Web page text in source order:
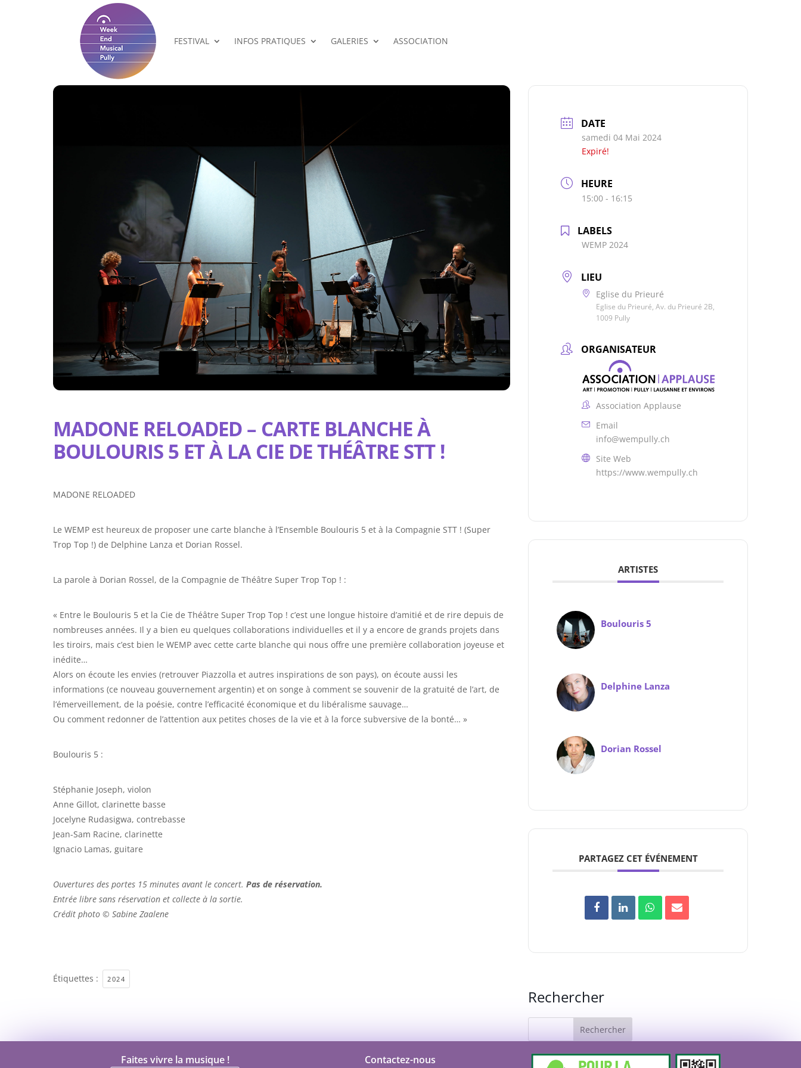
FESTIVAL INFOS PRATIQUES GALERIES ASSOCIATION
MADONE RELOADED – CARTE BLANCHE À
BOULOURIS 5 ET À LA CIE DE THÉÂTRE STT !
MADONE RELOADED
Le WEMP est heureux de proposer une carte blanche à l’Ensemble Boulouris 5 et à la Compagnie STT ! (Super
Trop Top !) de Delphine Lanza et Dorian Rossel.
La parole à Dorian Rossel, de la Compagnie de Théâtre Super Trop Top ! :
« Entre le Boulouris 5 et la Cie de Théâtre Super Trop Top ! c’est une longue histoire d’amitié et de rire depuis de
nombreuses années. Il y a bien eu quelques collaborations individuelles et il y a encore de grands projets dans
les tiroirs, mais c’est bien le WEMP avec cette carte blanche qui nous offre une première collaboration joyeuse et
inédite…
Alors on écoute les envies (retrouver Piazzolla et autres inspirations de son pays), on écoute aussi les
informations (ce nouveau gouvernement argentin) et on songe à comment se souvenir de la gratuité de l’art, de
l’émerveillement, de la poésie, contre l’efficacité économique et du libéralisme sauvage…
Ou comment redonner de l’attention aux petites choses de la vie et à la force subversive de la bonté… »
Boulouris 5 :
Stéphanie Joseph, violon
Anne Gillot, clarinette basse
Jocelyne Rudasigwa, contrebasse
Jean-Sam Racine, clarinette
Ignacio Lamas, guitare
Ouvertures des portes 15 minutes avant le concert. Pas de réservation.
Entrée libre sans réservation et collecte à la sortie.
Crédit photo © Sabine Zaalene
Étiquettes : 2024
DATE
samedi 04 Mai 2024
Expiré!
HEURE
15:00 - 16:15
LABELS
WEMP 2024
LIEU
Eglise du Prieuré
Eglise du Prieuré, Av. du Prieuré 2B,
1009 Pully
ORGANISATEUR
Association Applause
Email
info@wempully.ch
Site Web
https://www.wempully.ch
ARTISTES
Boulouris 5
Delphine Lanza
Dorian Rossel
PARTAGEZ CET ÉVÉNEMENT
Rechercher
Faites vivre la musique ! Contactez-nous